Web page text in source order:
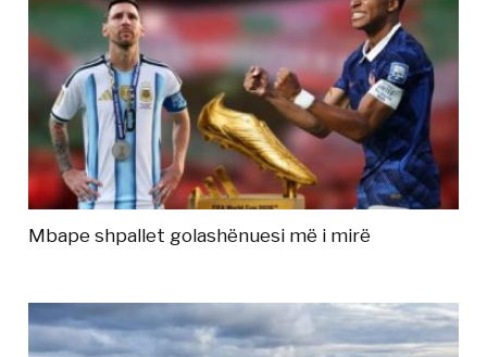
Mbape shpallet golashënuesi më i mirë